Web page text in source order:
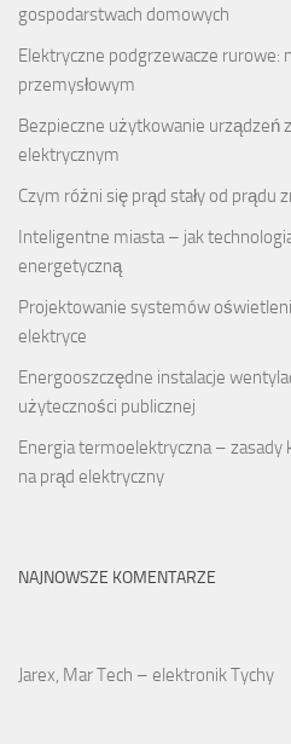
gospodarstwach domowych
Elektryczne podgrzewacze rurowe:
przemysłowym
Bezpieczne użytkowanie urządzeń
elektrycznym
Czym różni się prąd stały od prądu
Inteligentne miasta – jak
energetyczną
Projektowanie systemów
elektryce
Energooszczędne instalacje
użyteczności publicznej
Energia termoelektryczna –
na prąd elektryczny
NAJNOWSZE KOMENTARZE
Jarex, Mar Tech – elektronik Tychy